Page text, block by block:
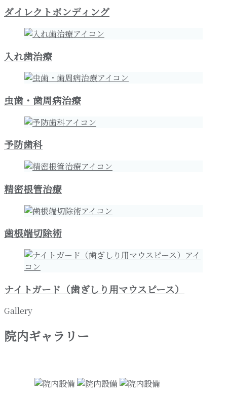
ダイレクトボンディング
入れ歯治療
虫歯・歯周病治療
予防歯科
精密根管治療
歯根端切除術
ナイトガード（歯ぎしり用マウスピース）
Gallery
院内ギャラリー